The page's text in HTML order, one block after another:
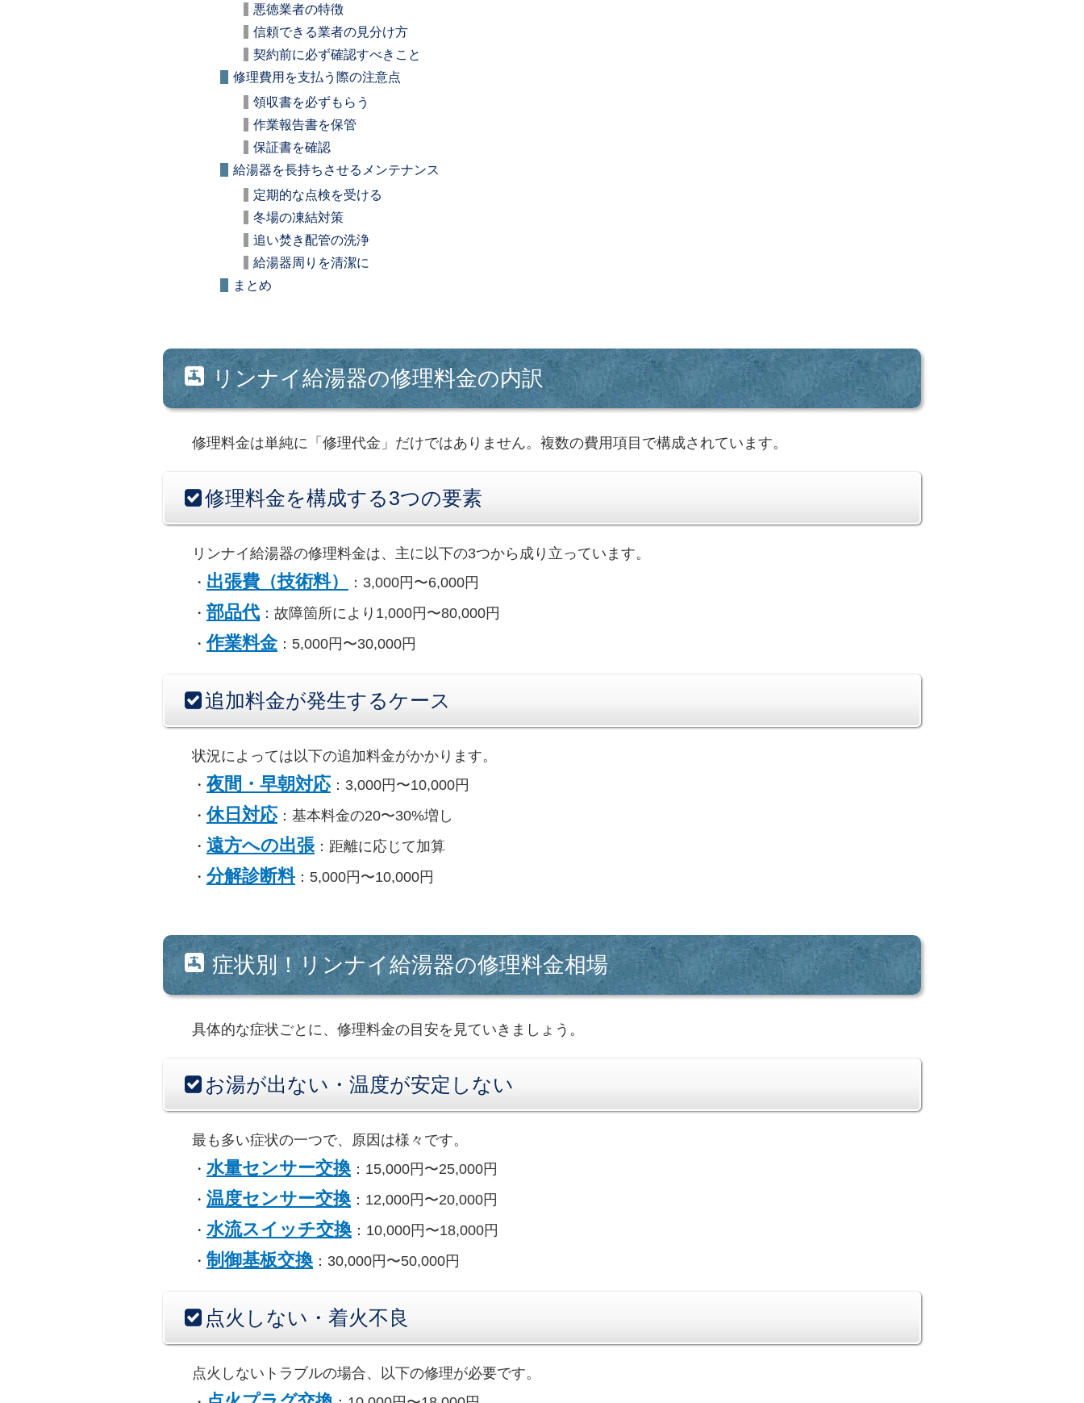
悪徳業者の特徴
信頼できる業者の見分け方
契約前に必ず確認すべきこと
修理費用を支払う際の注意点
領収書を必ずもらう
作業報告書を保管
保証書を確認
給湯器を長持ちさせるメンテナンス
定期的な点検を受ける
冬場の凍結対策
追い焚き配管の洗浄
給湯器周りを清潔に
まとめ
リンナイ給湯器の修理料金の内訳
修理料金は単純に「修理代金」だけではありません。複数の費用項目で構成されています。
修理料金を構成する3つの要素
リンナイ給湯器の修理料金は、主に以下の3つから成り立っています。
・ 出張費（技術料）
：3,000円〜6,000円
・ 部品代 ：故障箇所により1,000円〜80,000円
・作業料金：5,000円〜30,000円
追加料金が発生するケース
状況によっては以下の追加料金がかかります。
・ 夜間・早朝対応：3,000円〜10,000円
・ 休日対応：基本料金の20〜30%増し
・ 遠方への出張：距離に応じて加算
・ 分解診断料：5,000円〜10,000円
症状別！リンナイ給湯器の修理料金相場
具体的な症状ごとに、修理料金の目安を見ていきましょう。
お湯が出ない・温度が安定しない
最も多い症状の一つで、原因は様々です。
・ 水量センサー交換 ：15,000円〜25,000円
・ 温度センサー交換 ：12,000円〜20,000円
・ 水流スイッチ交換 ：10,000円〜18,000円
・ 制御基板交換 ：30,000円〜50,000円
点火しない・着火不良
点火しないトラブルの場合、以下の修理が必要です。